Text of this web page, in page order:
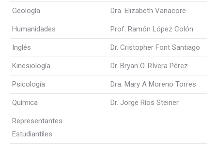
Geología Dra. Elizabeth Vanacore
Humanidades Prof. Ramón López Colón
Inglés Dr. Cristopher Font Santiago
Kinesiología Dr. Bryan O. RIvera Pérez
Psicología Dra. Mary A Moreno Torres
Química Dr. Jorge Ríos Steiner
Representantes
Estudiantiles